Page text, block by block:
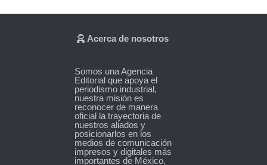
Acerca de nosotros
Somos una Agencia
Editorial que apoya el
periodismo industrial,
nuestra misión es
reconocer de manera
oficial la trayectoria de
nuestros aliados y
posicionarlos en los
medios de comunicación
impresos y digitales más
importantes de México,